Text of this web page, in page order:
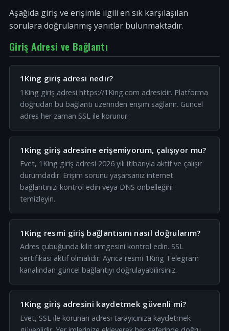
Aşağıda giriş ve erişimle ilgili en sık karşılaşılan
sorulara doğrulanmış yanıtlar bulunmaktadır.
Giriş Adresi ve Bağlantı
1King giriş adresi nedir?
1King giriş adresi https://1King.com adresidir. Platforma
doğrudan bu bağlantı üzerinden erişim sağlanır. Güncel
adres her zaman SSL ile korunur.
1King giriş adresine erişemiyorum, çalışıyor mu?
Evet, 1King giriş adresi 2026 yılı itibarıyla aktif ve çalışır
durumdadır. Erişim sorunu yaşarsanız internet
bağlantınızı kontrol edin veya DNS önbelleğini
temizleyin.
1King resmi giriş bağlantısını nasıl doğrularım?
Adres çubuğunda kilit simgesini kontrol edin. SSL
sertifikası aktif olmalıdır. Ayrıca resmi 1King Telegram
kanalından güncel bağlantıyı doğrulayabilirsiniz.
1King giriş adresini kaydetmek güvenli mi?
Evet, SSL ile korunan adresi tarayıcınıza kaydetmek